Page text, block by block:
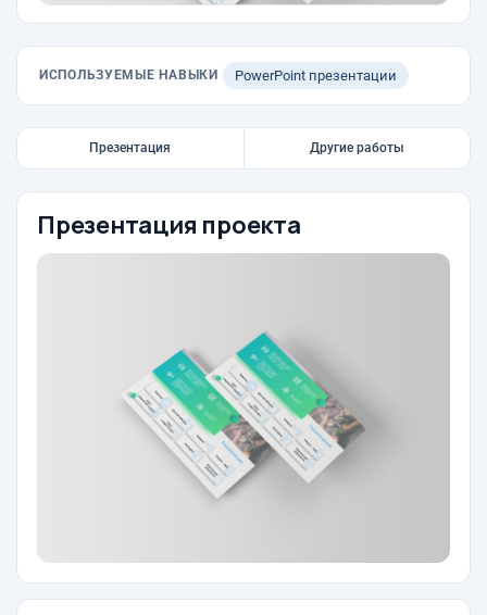
ИСПОЛЬЗУЕМЫЕ НАВЫКИ PowerPoint презентации
Презентация Другие работы
Презентация проекта